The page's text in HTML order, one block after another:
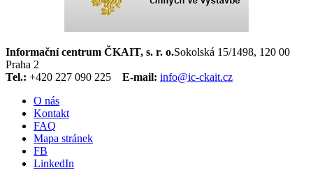
Informační centrum ČKAIT, s. r. o.Sokolská 15/1498, 120 00
Praha 2
Tel.: +420 227 090 225 E-mail: info@ic-ckait.cz
O nás
Kontakt
FAQ
Mapa stránek
FB
LinkedIn